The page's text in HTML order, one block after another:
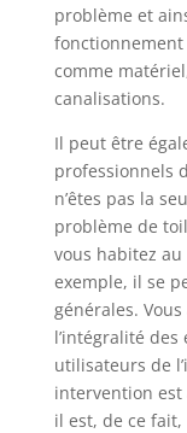
problème et
fonctionnement
comme
canalisations.
Il peut être
professionnels
n’êtes pas la
problème de
vous habitez
exemple, il se
générales.
l’intégralité
utilisateurs de
intervention est
il est, de ce